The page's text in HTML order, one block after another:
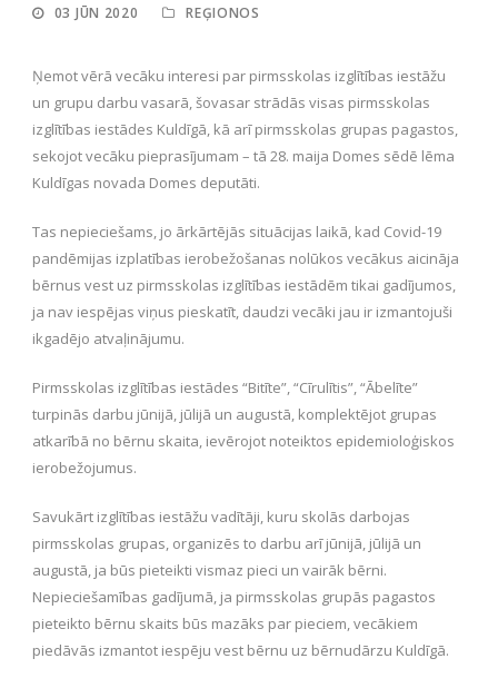
03 JŪN 2020 REĢIONOS
Ņemot vērā vecāku interesi par pirmsskolas izglītības iestāžu
un grupu darbu vasarā, šovasar strādās visas pirmsskolas
izglītības iestādes Kuldīgā, kā arī pirmsskolas grupas pagastos,
sekojot vecāku pieprasījumam – tā 28. maija Domes sēdē lēma
Kuldīgas novada Domes deputāti.
Tas nepieciešams, jo ārkārtējās situācijas laikā, kad Covid-19
pandēmijas izplatības ierobežošanas nolūkos vecākus aicināja
bērnus vest uz pirmsskolas izglītības iestādēm tikai gadījumos,
ja nav iespējas viņus pieskatīt, daudzi vecāki jau ir izmantojuši
ikgadējo atvaļinājumu.
Pirmsskolas izglītības iestādes “Bitīte”, “Cīrulītis”, “Ābelīte”
turpinās darbu jūnijā, jūlijā un augustā, komplektējot grupas
atkarībā no bērnu skaita, ievērojot noteiktos epidemioloģiskos
ierobežojumus.
Savukārt izglītības iestāžu vadītāji, kuru skolās darbojas
pirmsskolas grupas, organizēs to darbu arī jūnijā, jūlijā un
augustā, ja būs pieteikti vismaz pieci un vairāk bērni.
Nepieciešamības gadījumā, ja pirmsskolas grupās pagastos
pieteikto bērnu skaits būs mazāks par pieciem, vecākiem
piedāvās izmantot iespēju vest bērnu uz bērnudārzu Kuldīgā.